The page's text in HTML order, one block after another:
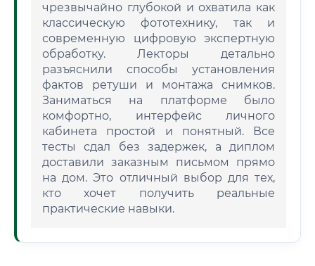
чрезвычайно глубокой и охватила как
классическую фототехнику, так и
современную цифровую экспертную
обработку. Лекторы детально
разъяснили способы установления
фактов ретуши и монтажа снимков.
Заниматься на платформе было
комфортно, интерфейс личного
кабинета простой и понятный. Все
тесты сдал без задержек, а диплом
доставили заказным письмом прямо
на дом. Это отличный выбор для тех,
кто хочет получить реальные
практические навыки.